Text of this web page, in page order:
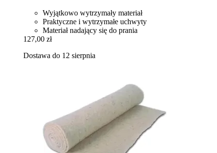
Wyjątkowo wytrzymały materiał
Praktyczne i wytrzymałe uchwyty
Materiał nadający się do prania
127,00 zł
Dostawa do 12 sierpnia